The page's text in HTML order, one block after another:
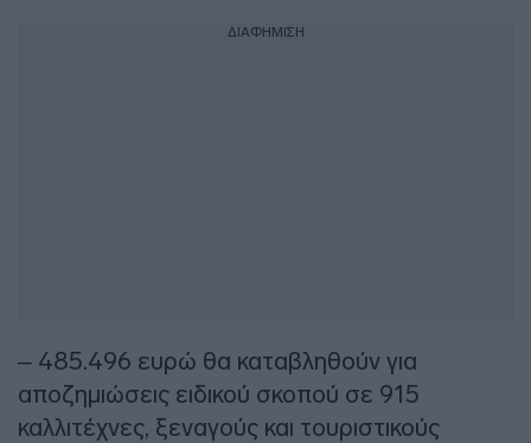
ΔΙΑΦΗΜΙΣΗ
– 485.496 ευρώ θα καταβληθούν για
αποζημιώσεις ειδικού σκοπού σε 915
καλλιτέχνες, ξεναγούς και τουριστικούς